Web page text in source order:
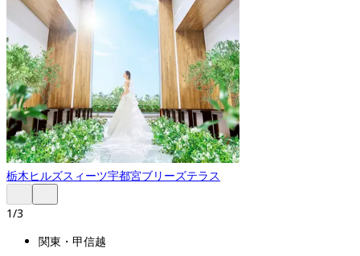
栃木ヒルズスィーツ宇都宮ブリーズテラス
1/3
関東・甲信越